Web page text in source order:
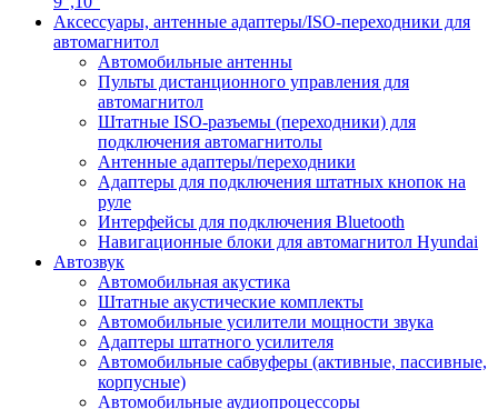
Аксессуары, антенные адаптеры/ISO-переходники для
автомагнитол
Автомобильные антенны
Пульты дистанционного управления для
автомагнитол
Штатные ISO-разъемы (переходники) для
подключения автомагнитолы
Антенные адаптеры/переходники
Адаптеры для подключения штатных кнопок на
руле
Интерфейсы для подключения Bluetooth
Навигационные блоки для автомагнитол Hyundai
Автозвук
Автомобильная акустика
Штатные акустические комплекты
Автомобильные усилители мощности звука
Адаптеры штатного усилителя
Автомобильные сабвуферы (активные, пассивные,
корпусные)
Автомобильные аудиопроцессоры